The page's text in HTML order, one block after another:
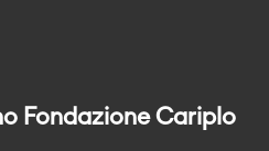
Fondazione Cariplo